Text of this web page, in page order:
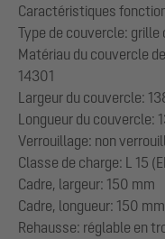
Caractéristiques
Type de couvercle: grille
Matériau du couvercle
14301
Largeur du couvercle:
Longueur du couvercle:
Verrouillage: non
Classe de charge: L 15
Cadre, largeur: 150 mm
Cadre, longueur: 150 mm
Rehausse: réglable en